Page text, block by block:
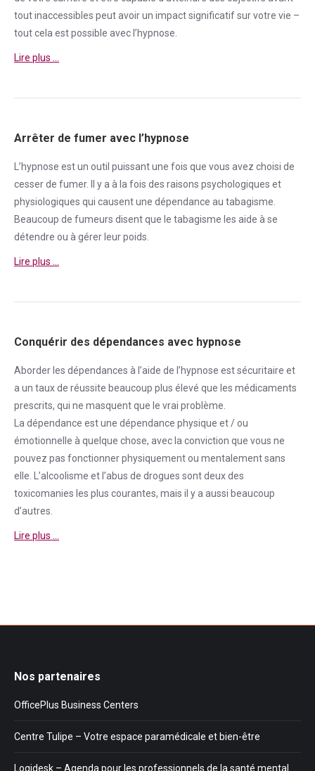
tout inaccessibles peut avoir un impact significatif sur votre vie –
tout cela est possible avec l’hypnose.
Lire plus …
Arrêter de fumer avec l’hypnose
L’hypnose est un outil puissant une fois que vous avez choisi de
cesser de fumer. Il y a à la fois des raisons psychologiques et
physiologiques qui causent une dépendance au tabagisme.
Beaucoup de fumeurs disent que le tabagisme les aide à se
détendre ou à gérer leur poids.
Lire plus …
Conquérir des dépendances avec hypnose
Aborder les dépendances à l’aide de l’hypnose est sécuritaire et
a un taux de réussite beaucoup plus élevé que les médicaments
prescrits, qui ne masquent que le vrai problème.
La dépendance est une dépendance physique et / ou
émotionnelle à quelque chose, avec la conviction que vous ne
pouvez pas fonctionner physiquement ou mentalement sans
elle. L’alcoolisme et l’abus de drogues sont deux des
toxicomanies les plus courantes, mais il y a aussi beaucoup
d’autres.
Lire plus …
Nos partenaires
OfficePlus Business Centers
Centre Tulipe – Votre espace paramédicale et bien-être
Logidesk – Agenda pour les professionnels de la santé mental